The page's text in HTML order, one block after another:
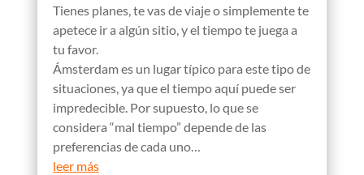
Tienes planes, te vas de viaje o simplemente te
apetece ir a algún sitio, y el tiempo te juega a
tu favor.
Ámsterdam es un lugar típico para este tipo de
situaciones, ya que el tiempo aquí puede ser
impredecible. Por supuesto, lo que se
considera “mal tiempo” depende de las
preferencias de cada uno…
leer más